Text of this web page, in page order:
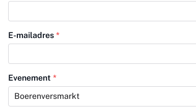
E-mailadres *
Evenement *